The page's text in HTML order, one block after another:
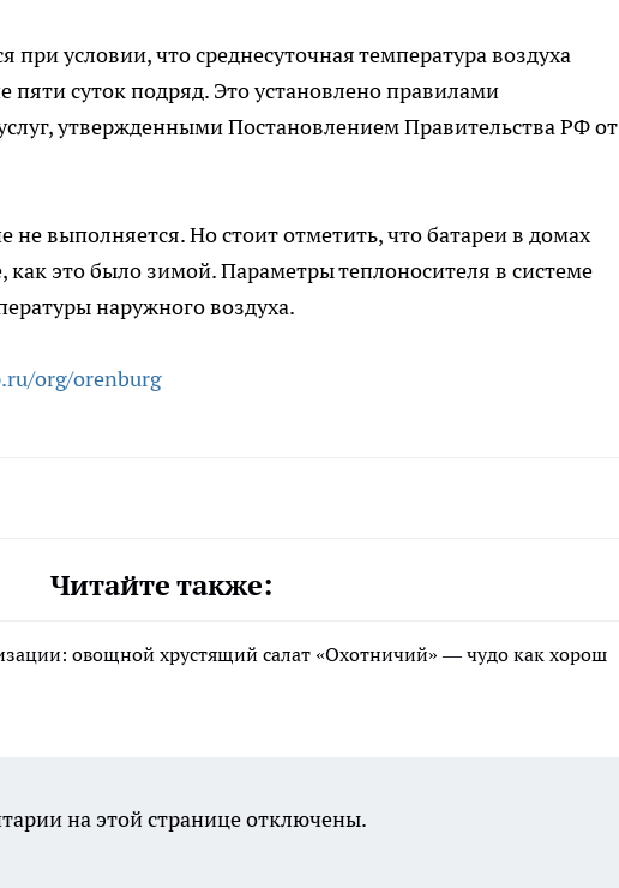
при условии, что среднесуточная температура воздуха
пяти суток подряд. Это установлено правилами
утвержденными Постановлением Правительства РФ от
не выполняется. Но стоит отметить, что батареи в домах
как это было зимой. Параметры теплоносителя в системе
наружного воздуха.
org/orenburg
Читайте также:
овощной хрустящий салат «Охотничий» — чудо как хорош
на этой странице отключены.